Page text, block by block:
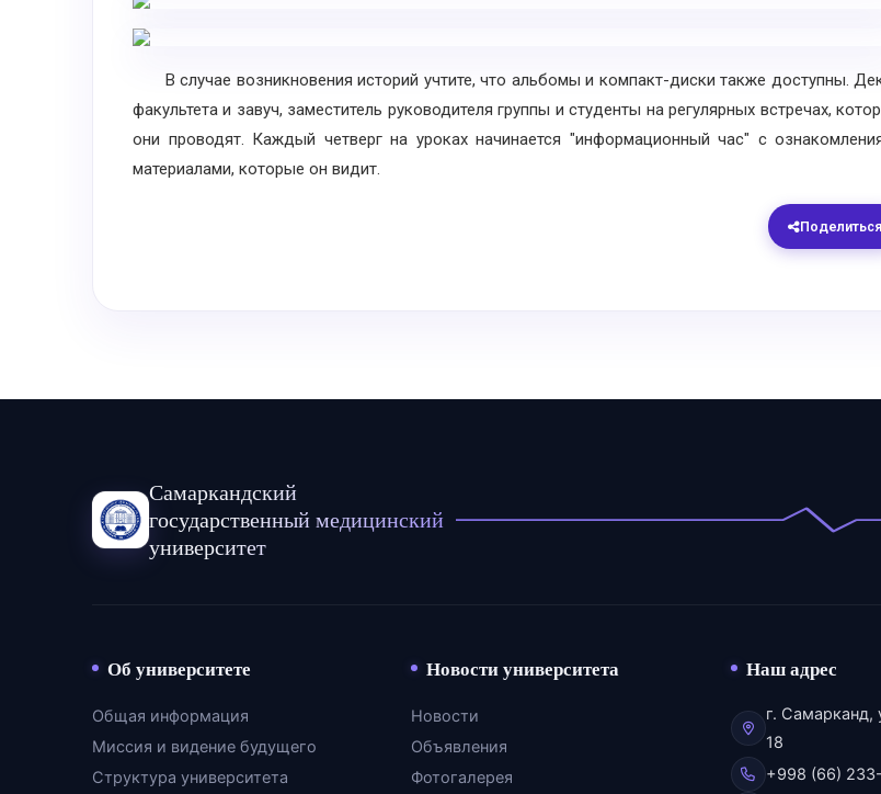
В случае возникновения историй учтите, что альбомы и компакт-диски также доступны.
факультета и завуч, заместитель руководителя группы и студенты на регулярных встречах,
они проводят. Каждый четверг на уроках начинается "информационный час" с
материалами, которые он видит.
Поделиться
Самаркандский
государственный медицинский
университет
Об университете
Общая информация
Миссия и видение будущего
Структура университета
Новости университета
Новости
Объявления
Фотогалерея
Наш адрес
г. Самарканд,
18
+998 (66)